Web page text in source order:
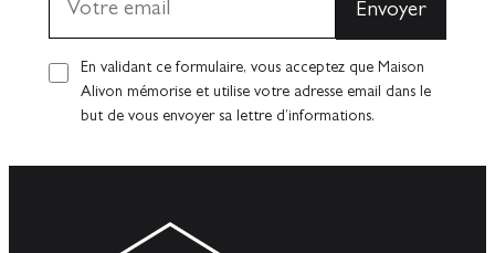
En validant ce formulaire, vous acceptez que Maison
Alivon mémorise et utilise votre adresse email dans le
but de vous envoyer sa lettre d’informations.